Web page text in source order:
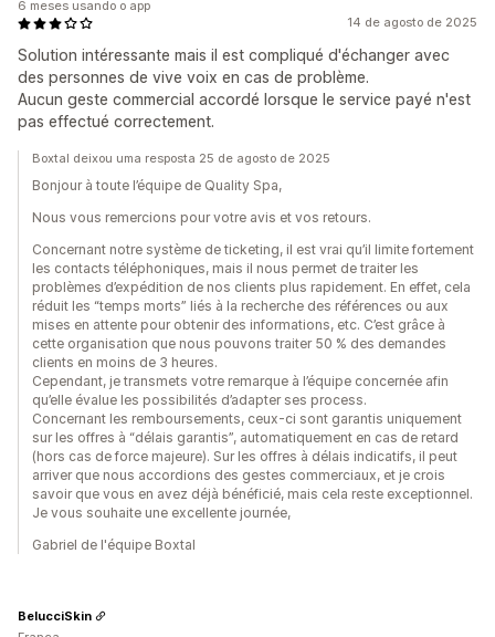
14 de agosto de 2025
Solution intéressante mais il est compliqué d'échanger avec
des personnes de vive voix en cas de problème.
Aucun geste commercial accordé lorsque le service payé n'est
pas effectué correctement.
6 meses usando o app
Boxtal deixou uma resposta 25 de agosto de 2025
Bonjour à toute l’équipe de Quality Spa,
Nous vous remercions pour votre avis et vos retours.
Concernant notre système de ticketing, il est vrai qu’il limite fortement
les contacts téléphoniques, mais il nous permet de traiter les
problèmes d’expédition de nos clients plus rapidement. En effet, cela
réduit les “temps morts” liés à la recherche des références ou aux
mises en attente pour obtenir des informations, etc. C’est grâce à
cette organisation que nous pouvons traiter 50 % des demandes
clients en moins de 3 heures.
Cependant, je transmets votre remarque à l’équipe concernée afin
qu’elle évalue les possibilités d’adapter ses process.
Concernant les remboursements, ceux-ci sont garantis uniquement
sur les offres à “délais garantis”, automatiquement en cas de retard
(hors cas de force majeure). Sur les offres à délais indicatifs, il peut
arriver que nous accordions des gestes commerciaux, et je crois
savoir que vous en avez déjà bénéficié, mais cela reste exceptionnel.
Je vous souhaite une excellente journée,
Gabriel de l'équipe Boxtal
BelucciSkin